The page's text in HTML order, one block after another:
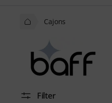
Cajons
Filter